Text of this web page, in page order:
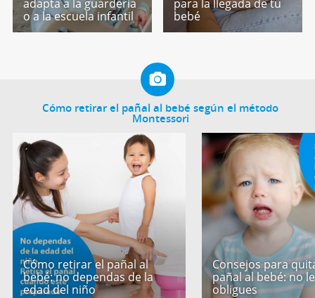
adapta a la guardería
o a la escuela infantil
para la llegada de tu
bebé
Cómo retirar el pañal al bebé según el método
Montessori
Cómo retirar el pañal al
bebé: no dependas de la
edad del niño
Consejos para
pañal al bebé: no le
obligues